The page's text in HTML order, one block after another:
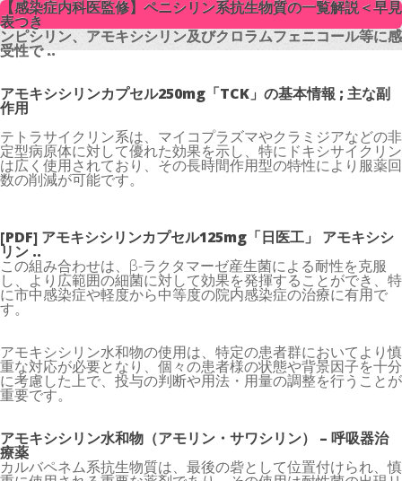
【感染症内科医監修】ペニシリン系抗生物質の一覧解説＜早見
表つき
ンピシリン、アモキシシリン及びクロラムフェニコール等に感
受性で ..
アモキシシリンカプセル250mg「TCK」の基本情報 ; 主な副
作用
テトラサイクリン系は、マイコプラズマやクラミジアなどの非
定型病原体に対して優れた効果を示し、特にドキシサイクリン
は広く使用されており、その長時間作用型の特性により服薬回
数の削減が可能です。
[PDF] アモキシシリンカプセル125mg「日医工」 アモキシシ
リン ..
この組み合わせは、β-ラクタマーゼ産生菌による耐性を克服
し、より広範囲の細菌に対して効果を発揮することができ、特
に市中感染症や軽度から中等度の院内感染症の治療に有用で
す。
アモキシシリン水和物の使用は、特定の患者群においてより慎
重な対応が必要となり、個々の患者様の状態や背景因子を十分
に考慮した上で、投与の判断や用法・用量の調整を行うことが
重要です。
アモキシシリン水和物（アモリン・サワシリン） – 呼吸器治
療薬
カルバペネム系抗生物質は、最後の砦として位置付けられ、慎
【感染症内科医監修】ペニシリン系抗生物質の一覧解説＜早見
表つき
ンピシリン、アモキシシリン及びクロラムフェニコール等に感
受性で ..